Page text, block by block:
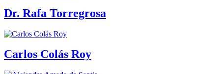
Dr. Rafa Torregrosa
Carlos Colás Roy